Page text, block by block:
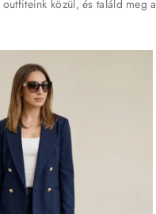
közül, és találd meg a